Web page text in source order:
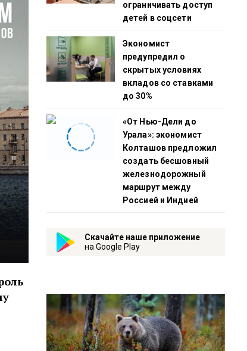
ограничивать доступ
детей в соцсети
Экономист
предупредил о
скрытых условиях
вкладов со ставками
до 30%
«От Нью-Дели до
Урала»: экономист
Колташов предложил
создать бесшовный
железнодорожный
маршрут между
Россией и Индией
Скачайте наше приложение
на Google Play